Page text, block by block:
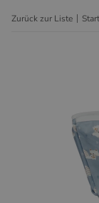
Zurück zur Liste